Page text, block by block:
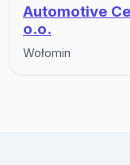
Automotive
o.o.
Wołomin